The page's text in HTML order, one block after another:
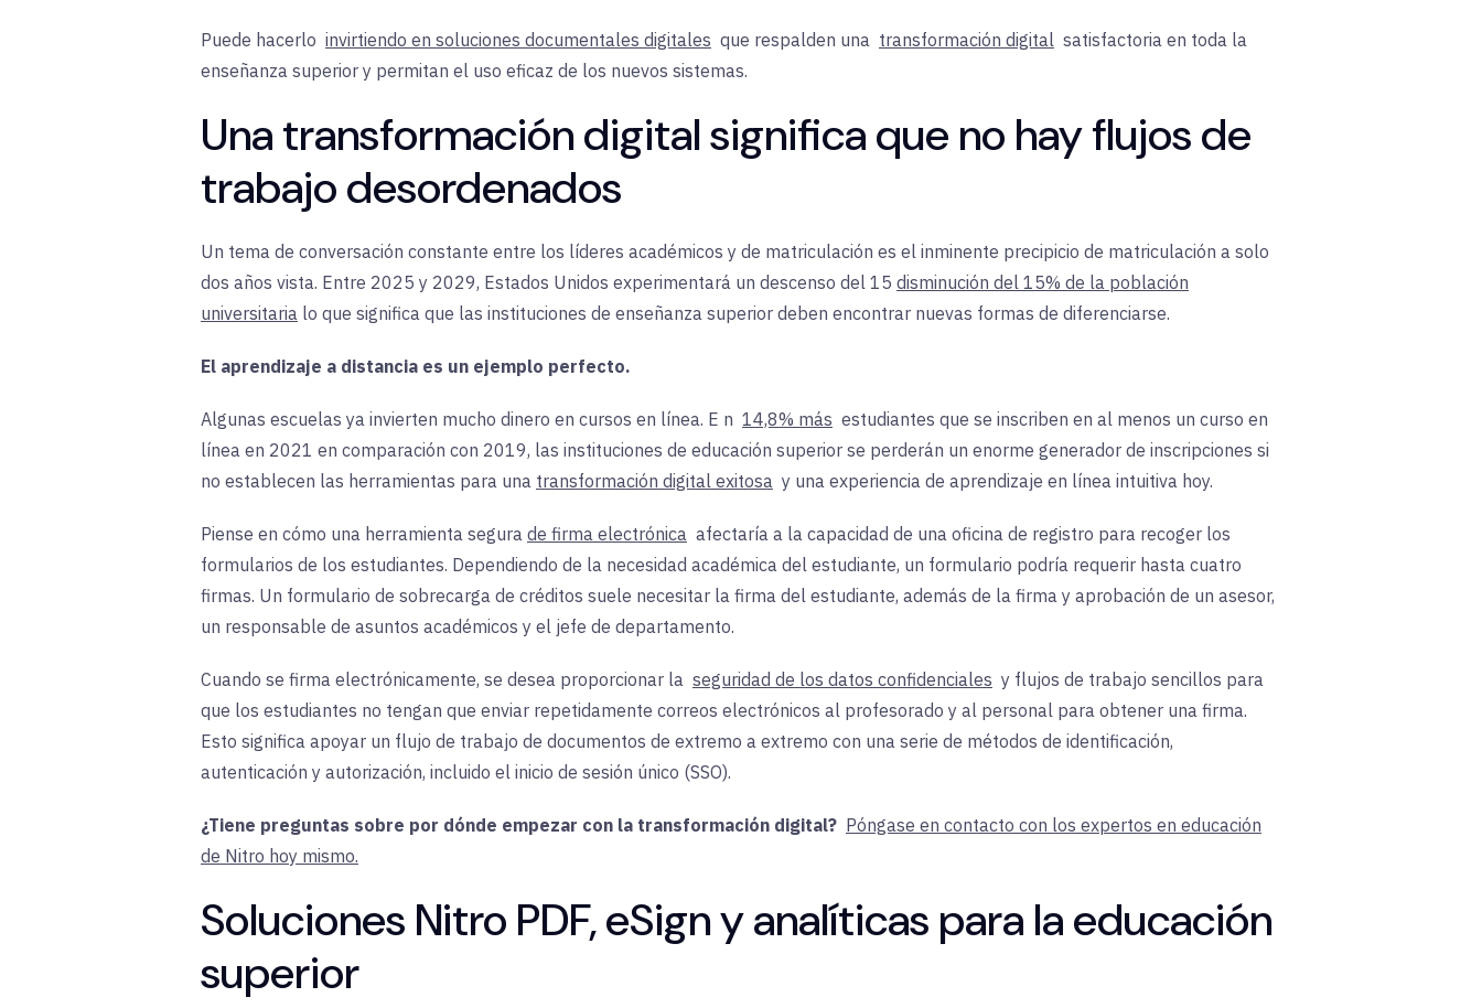
Puede hacerlo invirtiendo en soluciones documentales digitales que respalden una transformación digital satisfactoria en toda la
enseñanza superior y permitan el uso eficaz de los nuevos sistemas.
Una transformación digital significa que no hay flujos de
trabajo desordenados
Un tema de conversación constante entre los líderes académicos y de matriculación es el inminente precipicio de matriculación a solo
dos años vista. Entre 2025 y 2029, Estados Unidos experimentará un descenso del 15 disminución del 15% de la población
universitaria lo que significa que las instituciones de enseñanza superior deben encontrar nuevas formas de diferenciarse.
El aprendizaje a distancia es un ejemplo perfecto.
Algunas escuelas ya invierten mucho dinero en cursos en línea. E n 14,8% más estudiantes que se inscriben en al menos un curso en
línea en 2021 en comparación con 2019, las instituciones de educación superior se perderán un enorme generador de inscripciones si
no establecen las herramientas para una transformación digital exitosa y una experiencia de aprendizaje en línea intuitiva hoy.
Piense en cómo una herramienta segura de firma electrónica afectaría a la capacidad de una oficina de registro para recoger los
formularios de los estudiantes. Dependiendo de la necesidad académica del estudiante, un formulario podría requerir hasta cuatro
firmas. Un formulario de sobrecarga de créditos suele necesitar la firma del estudiante, además de la firma y aprobación de un asesor,
un responsable de asuntos académicos y el jefe de departamento.
Cuando se firma electrónicamente, se desea proporcionar la seguridad de los datos confidenciales y flujos de trabajo sencillos para
que los estudiantes no tengan que enviar repetidamente correos electrónicos al profesorado y al personal para obtener una firma.
Esto significa apoyar un flujo de trabajo de documentos de extremo a extremo con una serie de métodos de identificación,
autenticación y autorización, incluido el inicio de sesión único (SSO).
¿Tiene preguntas sobre por dónde empezar con la transformación digital? Póngase en contacto con los expertos en educación
de Nitro hoy mismo.
Soluciones Nitro PDF, eSign y analíticas para la educación
superior